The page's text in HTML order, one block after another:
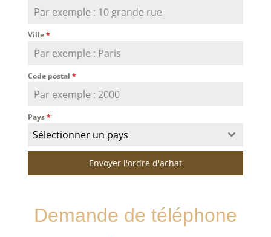
Ville*
Code postal *
Pays*
Sélectionner un pays
Envoyer l'ordre d'achat
Demande de téléphone